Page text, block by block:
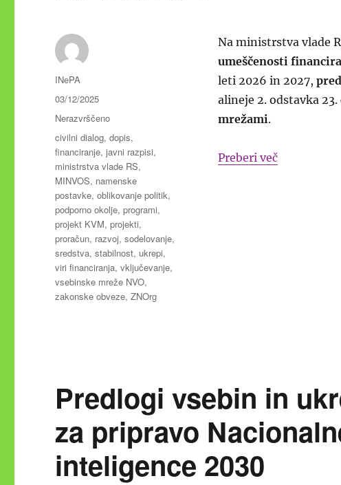
Na ministrstva vlade
umeščenosti
leti 2026 in 2027,
alineje 2. odstavka
mrežami.
Preberi več
Avtor
INePA
Objavljeno
dne
03/12/2025
Kategorije
Nerazvrščeno
Oznake
civilni dialog,dopis,
financiranje,javni razpisi,
ministrstva vlade RS,
MINVOS, namenske
postavke,oblikovanje politik,
podporno okolje,programi,
projekt KVM,projekti,
proračun, razvoj,sodelovanje,
sredstva,stabilnost, ukrepi,
viri financiranja,vključevanje,
vsebinske mreže NVO,
zakonske obveze,ZNOrg
Predlogi vsebin in
za pripravo
inteligence 2030